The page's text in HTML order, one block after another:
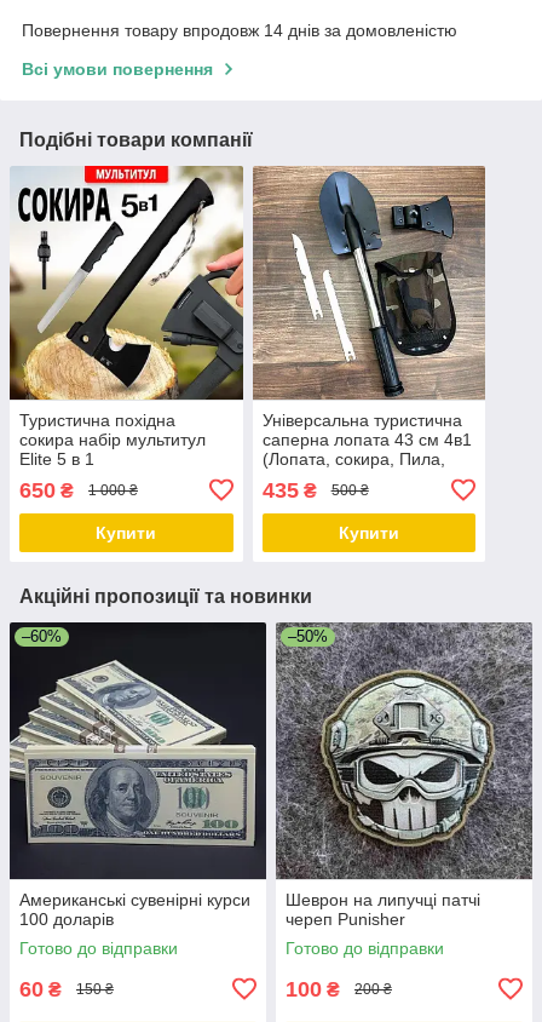
Повернення товару впродовж 14 днів за домовленістю
Всі умови повернення
Подібні товари компанії
Туристична похідна
сокира набір мультитул
Elite 5 в 1
650 ₴ 1 000 ₴
Купити
Універсальна туристична
саперна лопата 43 см 4в1
(Лопата, сокира, Пила,
435₴ 500 ₴
Купити
Акційні пропозиції та новинки
–60%
Американські сувенірні курси
100 доларів
Готово до відправки
60 ₴ 150 ₴
–50%
Шеврон на липучці патчі
череп Punisher
Готово до відправки
100 ₴ 200 ₴